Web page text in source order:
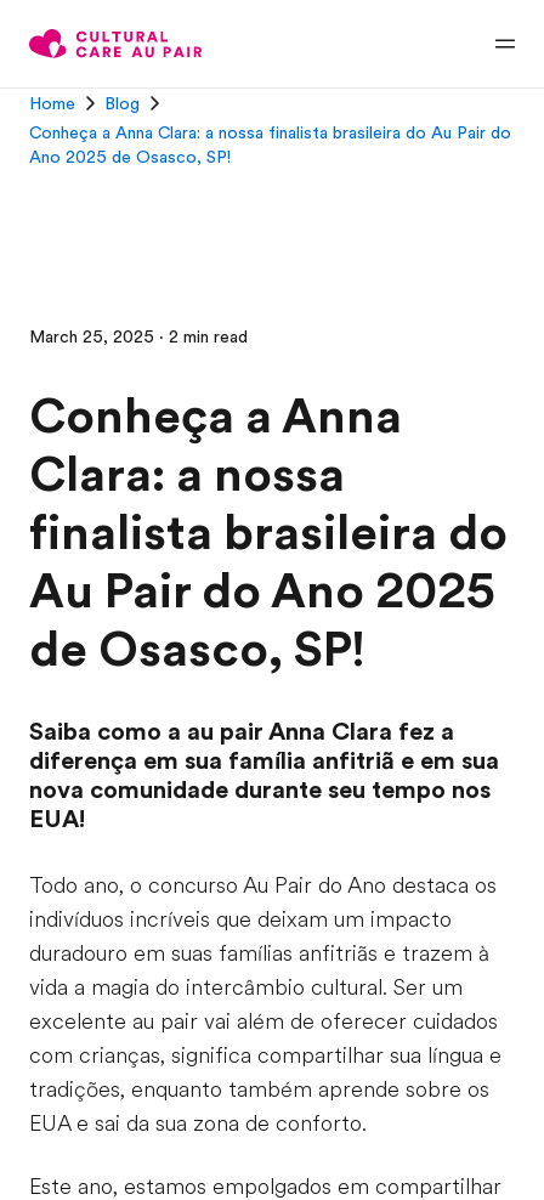
Home
Blog
Conheça a Anna Clara: a nossa finalista brasileira do Au Pair do
Ano 2025 de Osasco, SP!
March 25, 2025 · 2 min read
Conheça a Anna
Clara: a nossa
finalista brasileira do
Au Pair do Ano 2025
de Osasco, SP!
Saiba como a au pair Anna Clara fez a
diferença em sua família anfitriã e em sua
nova comunidade durante seu tempo nos
EUA!
Todo ano, o concurso Au Pair do Ano destaca os
indivíduos incríveis que deixam um impacto
duradouro em suas famílias anfitriãs e trazem à
vida a magia do intercâmbio cultural. Ser um
excelente au pair vai além de oferecer cuidados
com crianças, significa compartilhar sua língua e
tradições, enquanto também aprende sobre os
EUA e sai da sua zona de conforto.
Este ano, estamos empolgados em compartilhar